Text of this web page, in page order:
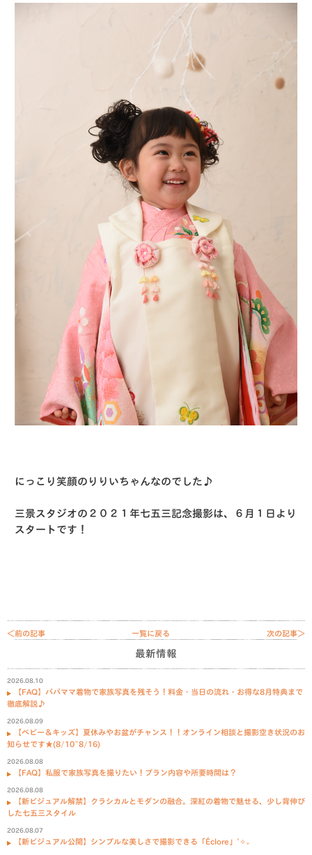
にっこり笑顔のりりいちゃんなのでした♪
三景スタジオの２０２１年七五三記念撮影は、６月１日より
スタートです！
＜前の記事 次の記事＞
一覧に戻る
最新情報
2026.08.10
【FAQ】パパママ着物で家族写真を残そう！料金・当日の流れ・お得な8月特典まで
徹底解説♪
2026.08.09
【ベビー＆キッズ】夏休みやお盆がチャンス！！オンライン相談と撮影空き状況のお
知らせです★(8/10~8/16)
2026.08.08
【FAQ】私服で家族写真を撮りたい！プラン内容や所要時間は？
2026.08.08
【新ビジュアル解禁】クラシカルとモダンの融合。深紅の着物で魅せる、少し背伸び
した七五三スタイル
2026.08.07
【新ビジュアル公開】シンプルな美しさで撮影できる「Éclore」˚✧₊